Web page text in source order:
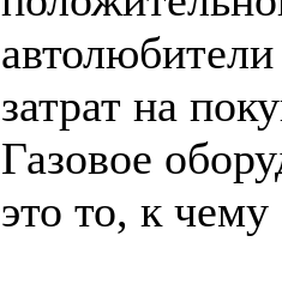
затрат на
Газовое
это то, к